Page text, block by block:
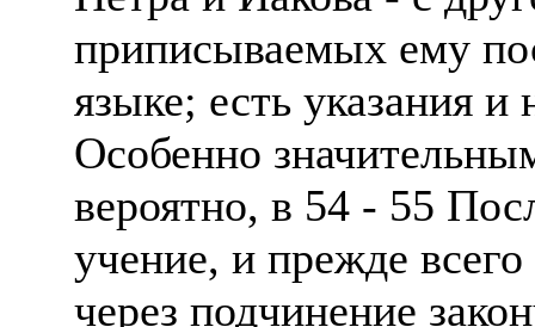
приписываемых ему
языке; есть указания
Особенно
вероятно, в 54 - 55
учение, и прежде
через подчинение